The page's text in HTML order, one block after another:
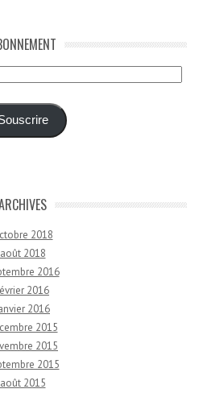
2018
août 2018
2016
2016
2016
2015
2015
2015
août 2015